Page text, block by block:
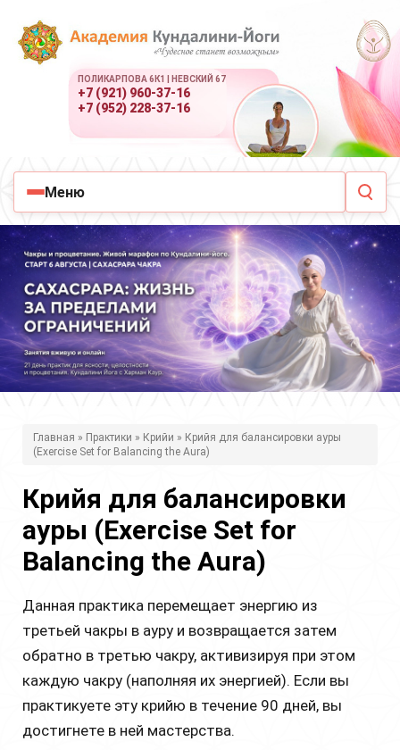
ПОЛИКАРПОВА 6К1 | НЕВСКИЙ 67
+7 (921) 960-37-16
+7 (952) 228-37-16
Меню
д
е
ь
Главная » Практики » Крийи » Крийя для балансировки ауры
(Exercise Set for Balancing the Aura)
Крийя для балансировки
ауры (Exercise Set for
Balancing the Aura)
Данная практика перемещает энергию из
третьей чакры в ауру и возвращается затем
обратно в третью чакру, активизируя при этом
каждую чакру (наполняя их энергией). Если вы
практикуете эту крийю в течение 90 дней, вы
достигнете в ней мастерства.